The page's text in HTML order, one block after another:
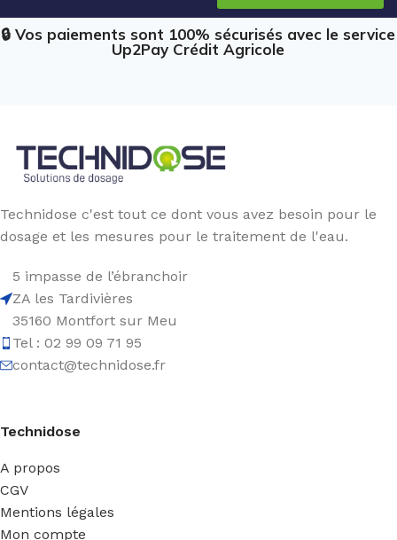
🔒 Vos paiements sont 100% sécurisés avec le service
Up2Pay Crédit Agricole
Technidose c'est tout ce dont vous avez besoin pour le
dosage et les mesures pour le traitement de l'eau.
5 impasse de l’ébranchoir
ZA les Tardivières
35160 Montfort sur Meu
Tel : 02 99 09 71 95
contact@technidose.fr
Technidose
A propos
CGV
Mentions légales
Mon compte